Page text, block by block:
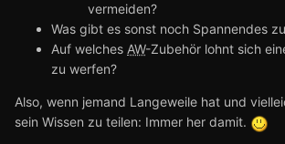
vermeiden?
Was gibt es sonst noch Spannendes
Auf welches AW-Zubehör lohnt sich
zu werfen?
Also, wenn jemand Langeweile hat und
sein Wissen zu teilen: Immer her damit.